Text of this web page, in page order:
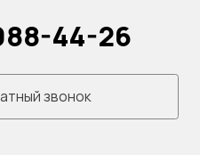
44-26
звонок